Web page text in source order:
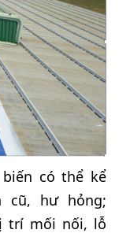
có thể kể
cũ, hư hỏng;
trí mối nối, lỗ